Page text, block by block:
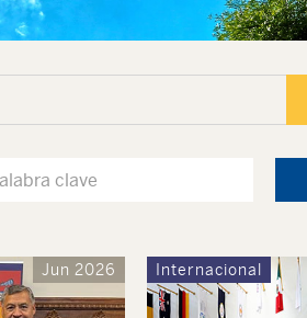
Jun 2026 Internacional